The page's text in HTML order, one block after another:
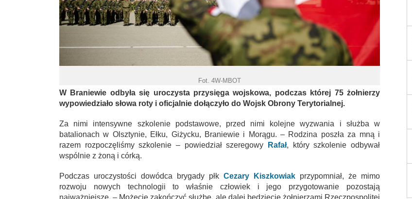
Fot. 4W-MBOT
W Braniewie odbyła się uroczysta przysięga wojskowa, podczas której 75 żołnierzy
wypowiedziało słowa roty i oficjalnie dołączyło do Wojsk Obrony Terytorialnej.
Za nimi intensywne szkolenie podstawowe, przed nimi kolejne wyzwania i służba w
batalionach w Olsztynie, Ełku, Giżycku, Braniewie i Morągu. – Rodzina poszła za mną i
razem rozpoczęliśmy szkolenie – powiedział szeregowy
Rafał, który szkolenie odbywał
wspólnie z żoną i córką.
Podczas uroczystości dowódca brygady płk Cezary Kiszkowiak przypomniał, że mimo
rozwoju nowych technologii to właśnie człowiek i jego przygotowanie pozostają
najważniejsze. – Możecie zakończyć służbę, ale dalej będziecie żołnierzami Rzeczpospolitej